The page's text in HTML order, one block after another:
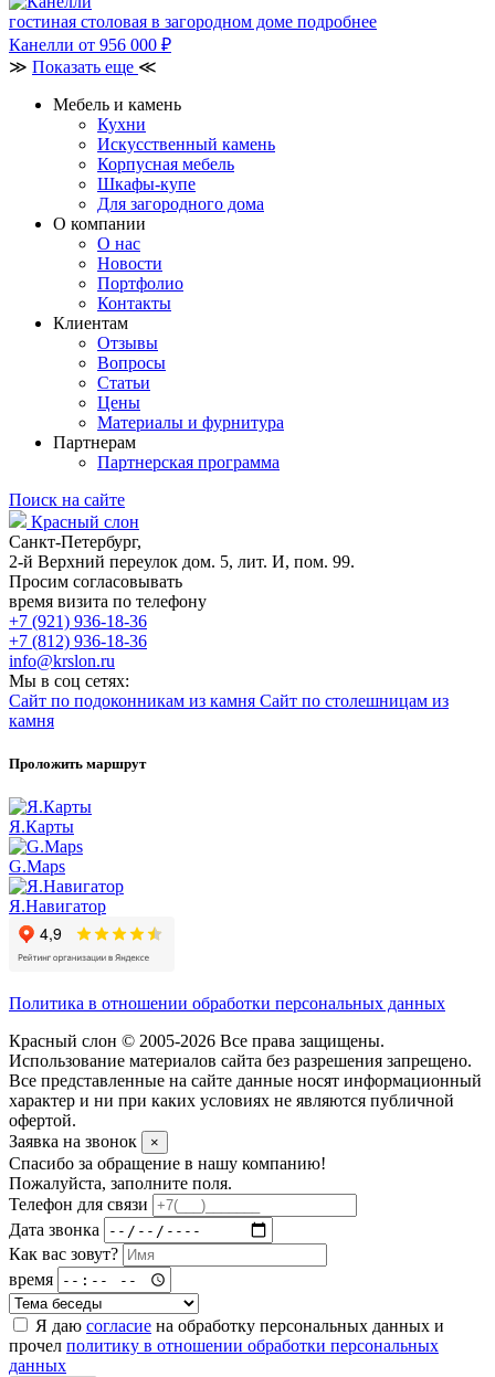
гостиная столовая в загородном доме подробнее
Канелли от 956 000 ₽
≫ Показать еще ≪
Мебель и камень
Кухни
Искусственный камень
Корпусная мебель
Шкафы-купе
Для загородного дома
О компании
О нас
Новости
Портфолио
Контакты
Клиентам
Отзывы
Вопросы
Статьи
Цены
Материалы и фурнитура
Партнерам
Партнерская программа
Поиск на сайте
Красный слон
Санкт-Петербург,
2-й Верхний переулок дом. 5, лит. И, пом. 99.
Просим согласовывать
время визита по телефону
+7 (921) 936-18-36
+7 (812) 936-18-36
info@krslon.ru
Мы в соц сетях:
Сайт по подоконникам из камня Сайт по столешницам из
камня
Проложить маршрут
Я.Карты
G.Maps
Я.Навигатор
Политика в отношении обработки персональных данных
Красный слон © 2005-2026 Все права защищены.
Использование материалов сайта без разрешения запрещено.
Все представленные на сайте данные носят информационный
характер и ни при каких условиях не являются публичной
офертой.
Заявка на звонок
×
Спасибо за обращение в нашу компанию!
Пожалуйста, заполните поля.
Телефон для связи
Дата звонка
Как вас зовут?
время
Я даю согласие на обработку персональных данных и
прочел политику в отношении обработки персональных
данных